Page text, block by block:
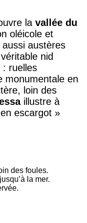
la vallée du
oléicole et
austères
nid
: ruelles
monumentale en
loin des
illustre à
escargot »
des foules.
la mer.